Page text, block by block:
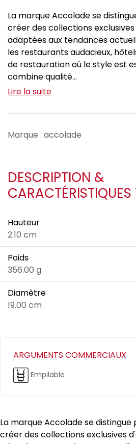
La marque Accolade se
créer des collections
adaptées aux tendances
les restaurants audacieux,
de restauration où le style est
combine qualité...
Lire la suite
Marque : accolade
DESCRIPTION &
Hauteur
2.10 cm
Poids
356.00 g
Diamètre
19.00 cm
ARGUMENTS COMMERCIAUX
Empilable
La marque Accolade se
créer des collections exclusives